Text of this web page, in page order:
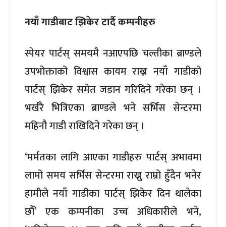
नयाँ गाडीबाट झिकेर टार्दै कम्पनीहरु
स्पेयर पार्टस् समयमै नआएपछि चल्तीका ब्राण्डले
उपभोक्ताको विश्वास कायम राख्न नयाँ गाडीको
पार्टस् झिकेर समेत जडान गरिदिने गरेका छन् ।
भर्खरै भित्रिएका ब्राण्डले भने सर्भिस सेन्टरमा
महिनौ गाडी राखिदिने गरेका छन् ।
‘मर्मतका लागि आएका गाडीहरु पार्टस् अभावमा
लामो समय सर्भिस सेन्टरमा राख्नु राम्रो हुँदैन भनेर
हामीले नयाँ गाडीका पार्टस् झिकेर दिन थालेका
छौँ’ एक कम्पनीका उच्च अधिकारीले भने,